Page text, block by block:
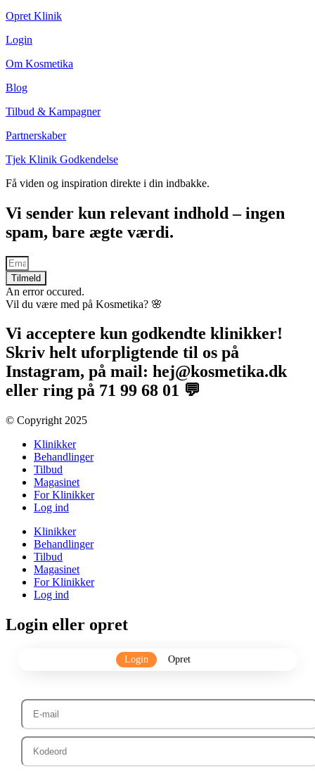
Opret Klinik
Login
Om Kosmetika
Blog
Tilbud & Kampagner
Partnerskaber
Tjek Klinik Godkendelse
Få viden og inspiration direkte i din indbakke.
Vi sender kun relevant indhold – ingen
spam, bare ægte værdi.
Tilmeld
An error occured.
Vil du være med på Kosmetika? 🌸​
Vi acceptere kun godkendte klinikker!
Skriv helt uforpligtende til os på
Instagram, på mail: hej@kosmetika.dk
eller ring på 71 99 68 01 💬
© Copyright 2025​
Klinikker
Behandlinger
Tilbud
Magasinet
For Klinikker
Log ind
Klinikker
Behandlinger
Tilbud
Magasinet
For Klinikker
Log ind
Login eller opret
Login Opret